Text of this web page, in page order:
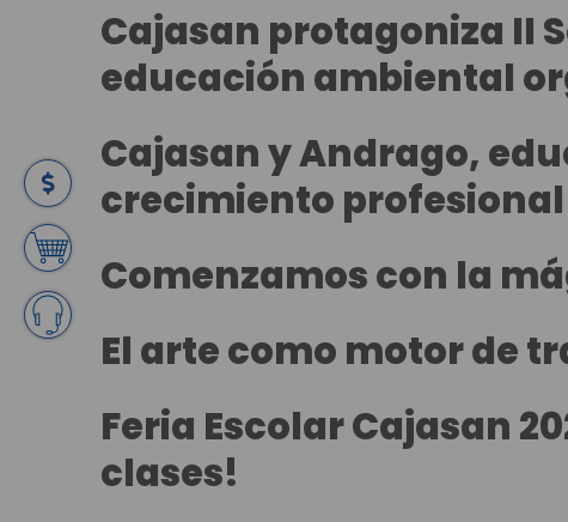
Cajasan protagoniza II
educación ambiental
Cajasan y Andrago,
crecimiento
Comenzamos con la
El arte como motor de
Feria Escolar Cajasan
clases!